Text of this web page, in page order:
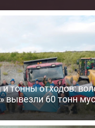
тонны отходов:
вывезли 60 тонн